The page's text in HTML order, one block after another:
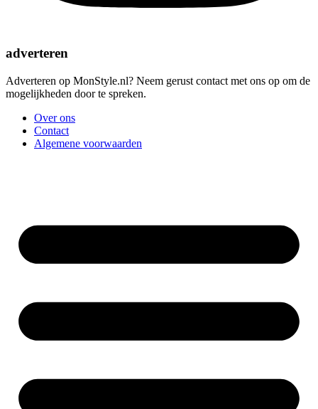
adverteren
Adverteren op MonStyle.nl? Neem gerust contact met ons op om de
mogelijkheden door te spreken.
Over ons
Contact
Algemene voorwaarden